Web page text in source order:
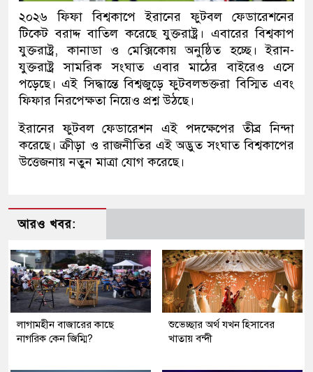
২০২৬ ফিফা বিশ্বকাপে ইরানের ফুটবল ফেডারেশনের
টিকেট বরাদ্দ বাতিল করেছে যুক্তরাষ্ট্র। এবারের বিশ্বকাপ
যুক্তরাষ্ট্র, কানাডা ও মেক্সিকোয় অনুষ্ঠিত হচ্ছে। ইরান-
যুক্তরাষ্ট্র সামরিক সংঘাত এবার মাঠের বাইরেও এসে
পড়েছে। এই সিদ্ধান্তে বিশ্বজুড়ে ফুটবলভক্তরা বিস্মিত এবং
ফিফার নিরপেক্ষতা নিয়েও প্রশ্ন উঠছে।
ইরানের ফুটবল ফেডারেশন এই পদক্ষেপের তীব্র নিন্দা
করেছে। ক্রীড়া ও রাজনীতির এই অদ্ভুত সংঘাত বিশ্বকাপের
উত্তেজনায় নতুন মাত্রা যোগ করেছে।
আরও খবর:
লাগামহীন বাজারের কাছে
নাগরিক কেন জিম্মি?
শুভেচ্ছার অর্থ যখন হিসাবের
খাতায় বন্দী